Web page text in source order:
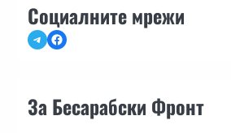
Социалните мрежи
TelegramFacebook
За Бесарабски Фронт